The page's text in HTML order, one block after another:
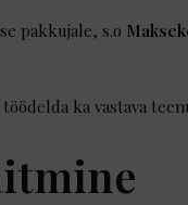
pakkujale, s.o
ka vastava